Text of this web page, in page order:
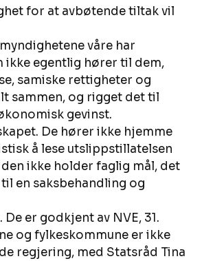
for at avbøtende tiltak vil
våre har
ikke egentlig hører til dem,
samiske rettigheter og
sammen, og rigget det til
gevinst.
De hører ikke hjemme
å lese utslippstillatelsen
ikke holder faglig mål, det
en saksbehandling og
er godkjent av NVE, 31.
og fylkeskommune er ikke
regjering, med Statsråd Tina